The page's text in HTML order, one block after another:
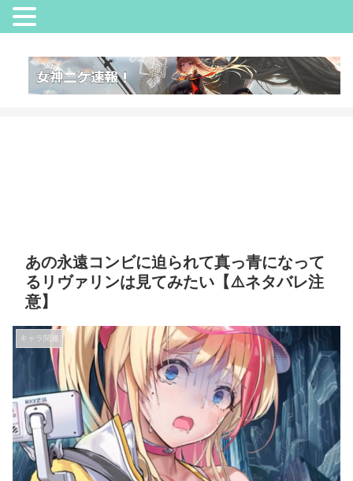
あの永遠コンビに迫られて真っ青になって
るリヴァリンは見てみたい【⚠️ネタバレ注
意】
キャラ関連